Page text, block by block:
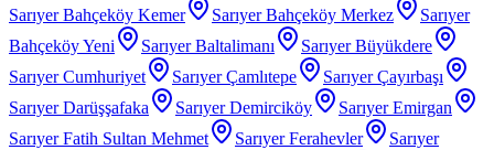
Sarıyer Bahçeköy Kemer
Sarıyer Bahçeköy Merkez
Sarıyer
Bahçeköy Yeni
Sarıyer Baltalimanı
Sarıyer Büyükdere
Sarıyer Cumhuriyet
Sarıyer Çamlıtepe
Sarıyer Çayırbaşı
Sarıyer Darüşşafaka
Sarıyer Demirciköy
Sarıyer Emirgan
Sarıyer Fatih Sultan Mehmet
Sarıyer Ferahevler
Sarıyer